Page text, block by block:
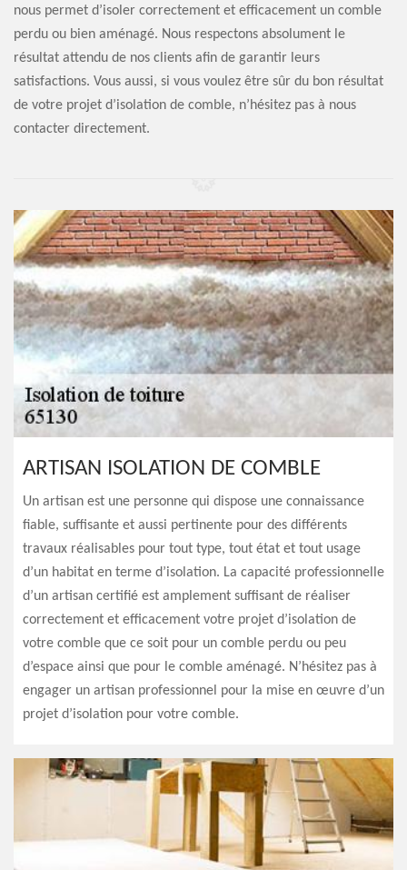
nous permet d’isoler correctement et efficacement un comble
perdu ou bien aménagé. Nous respectons absolument le
résultat attendu de nos clients afin de garantir leurs
satisfactions. Vous aussi, si vous voulez être sûr du bon résultat
de votre projet d’isolation de comble, n’hésitez pas à nous
contacter directement.
ARTISAN ISOLATION DE COMBLE
Un artisan est une personne qui dispose une connaissance
fiable, suffisante et aussi pertinente pour des différents
travaux réalisables pour tout type, tout état et tout usage
d’un habitat en terme d’isolation. La capacité professionnelle
d’un artisan certifié est amplement suffisant de réaliser
correctement et efficacement votre projet d’isolation de
votre comble que ce soit pour un comble perdu ou peu
d’espace ainsi que pour le comble aménagé. N’hésitez pas à
engager un artisan professionnel pour la mise en œuvre d’un
projet d’isolation pour votre comble.